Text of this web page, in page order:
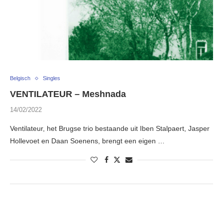
Belgisch Singles
VENTILATEUR – Meshnada
14/02/2022
Ventilateur, het Brugse trio bestaande uit Iben Stalpaert, Jasper
Hollevoet en Daan Soenens, brengt een eigen …